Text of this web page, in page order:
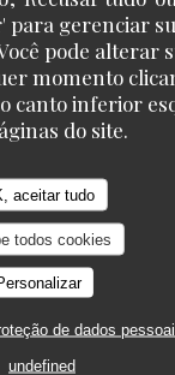
para gerenciar
pode alterar
momento
canto inferior
do site.
aceitar tudo
todos cookies
de dados
undefined
janela))